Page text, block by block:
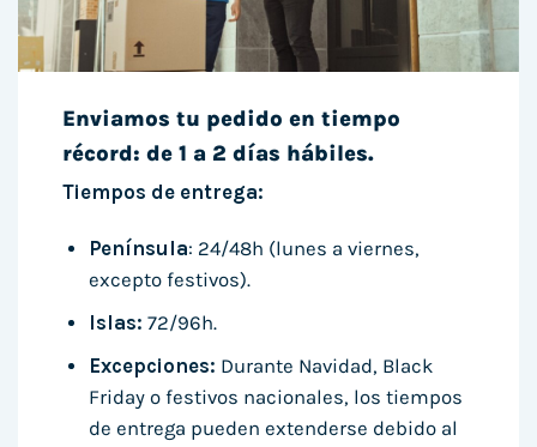
Enviamos tu pedido en tiempo
récord: de 1 a 2 días hábiles.
Tiempos de entrega:
Península: 24/48h (lunes a viernes,
excepto festivos).
Islas: 72/96h.
Excepciones: Durante Navidad, Black
Friday o festivos nacionales, los tiempos
de entrega pueden extenderse debido al